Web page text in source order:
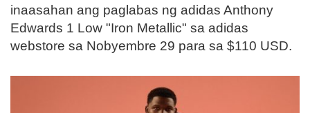
inaasahan ang paglabas ng adidas Anthony
Edwards 1 Low "Iron Metallic" sa adidas
webstore sa Nobyembre 29 para sa $110 USD.